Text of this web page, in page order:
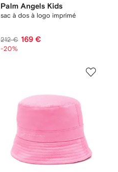
Palm Angels Kids
sac à dos à logo imprimé
212 € 169 €
-20%